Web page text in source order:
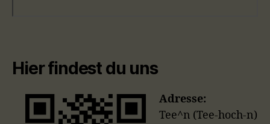
Hier findest du uns
Adresse:
Tee^n (Tee-hoch-n)